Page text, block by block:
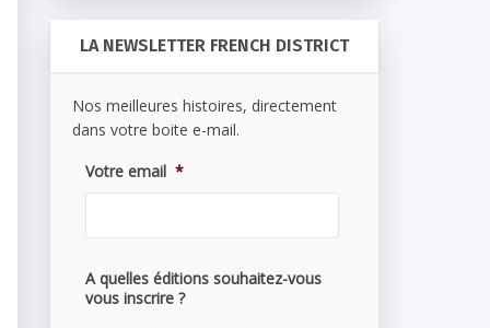
LA NEWSLETTER FRENCH DISTRICT
Nos meilleures histoires, directement
dans votre boite e-mail.
Votre email *
A quelles éditions souhaitez-vous
vous inscrire ?